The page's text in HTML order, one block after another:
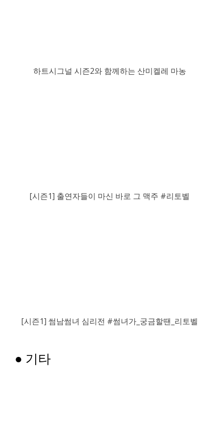
하트시그널 시즌2와 함께하는 산미켈레 마농
[시즌1] 출연자들이 마신 바로 그 맥주 #리토벨
[시즌1] 썸남썸녀 심리전 #썸녀가_궁금할땐_리토벨
● 기타